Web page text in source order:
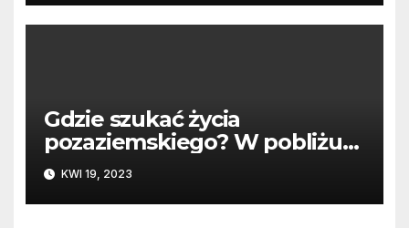
Gdzie szukać życia
pozaziemskiego? W pobliżu
tych gwiazd
KWI 19, 2023